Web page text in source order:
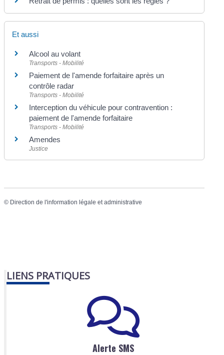
Et aussi
Alcool au volant
Transports - Mobilité
Paiement de l'amende forfaitaire après un
contrôle radar
Transports - Mobilité
Interception du véhicule pour contravention :
paiement de l'amende forfaitaire
Transports - Mobilité
Amendes
Justice
© Direction de l'information légale et administrative
LIENS PRATIQUES
Alerte SMS